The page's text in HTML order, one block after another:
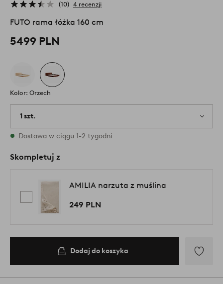
10 4 recenzji
FUTO rama łóżka 160 cm
5499 PLN
Kolor: Orzech
1 szt.
W magazynie
Dostawa w ciągu 1-2 tygodni
Skompletuj z
AMILIA narzuta z muślina
249 PLN
Dodaj do koszyka
do